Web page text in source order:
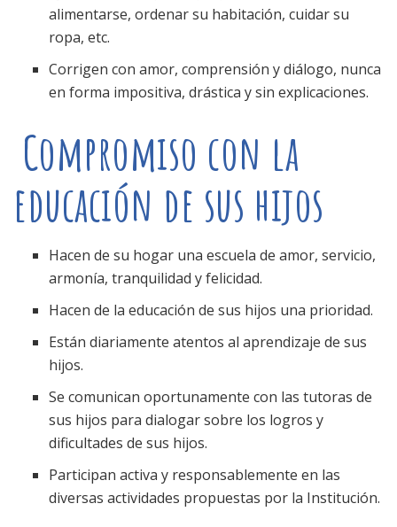
alimentarse, ordenar su habitación, cuidar su
ropa, etc.
Corrigen con amor, comprensión y diálogo, nunca
en forma impositiva, drástica y sin explicaciones.
Compromiso con la
educación de sus hijos
Hacen de su hogar una escuela de amor, servicio,
armonía, tranquilidad y felicidad.
Hacen de la educación de sus hijos una prioridad.
Están diariamente atentos al aprendizaje de sus
hijos.
Se comunican oportunamente con las tutoras de
sus hijos para dialogar sobre los logros y
dificultades de sus hijos.
Participan activa y responsablemente en las
diversas actividades propuestas por la Institución.